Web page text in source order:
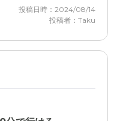
投稿日時：2024/08/14
投稿者：Taku